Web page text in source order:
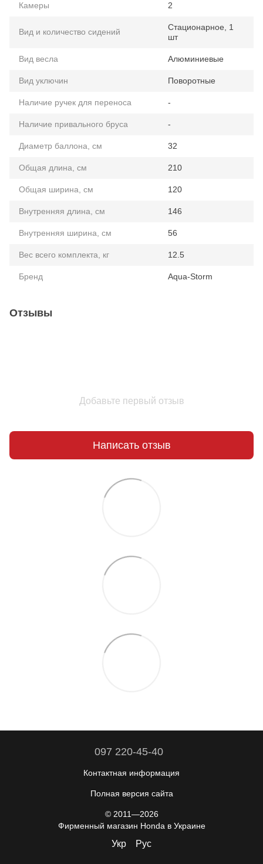
Камеры 2
Вид и количество сидений
Стационарное, 1
шт
Вид весла Алюминиевые
Вид уключин Поворотные
Наличие ручек для переноса -
Наличие привального бруса -
Диаметр баллона, см 32
Общая длина, см 210
Общая ширина, см 120
Внутренняя длина, см 146
Внутренняя ширина, см 56
Вес всего комплекта, кг 12.5
Бренд Aqua-Storm
Отзывы
Добавьте первый отзыв
Написать отзыв
097 220-45-40
Контактная информация
Полная версия сайта
© 2011—2026
Фирменный магазин Honda в Украине
Укр Рус